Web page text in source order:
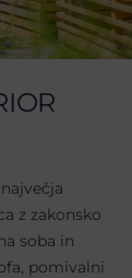
z zakonsko
soba in
pomivalni